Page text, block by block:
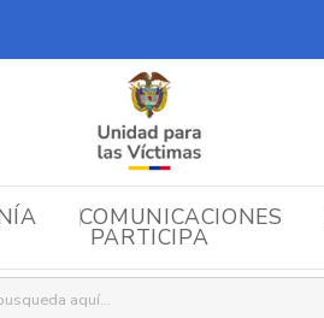
COMUNICACIONES
PARTICIPA